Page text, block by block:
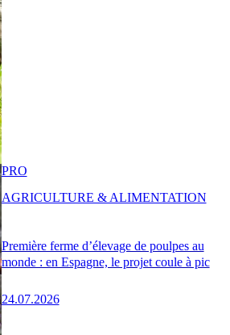
Première ferme d’élevage de poulpes au
monde : en Espagne, le projet coule à pic
24.07.2026
PRO
AGRICULTURE & ALIMENTATION